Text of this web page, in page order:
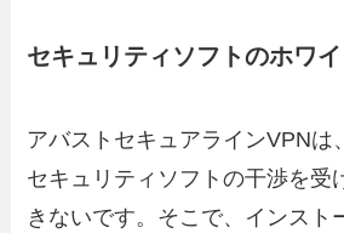
セキュリティソフトのホワ
アバストセキュアラインVPNは
セキュリティソフトの干渉を受
きないです。そこで、インスト